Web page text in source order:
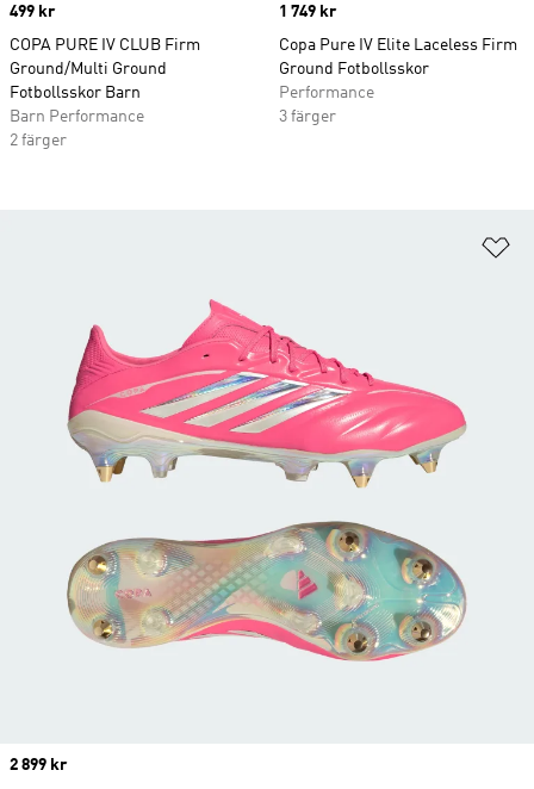
Price
499 kr
COPA PURE IV CLUB Firm
Ground/Multi Ground
Fotbollsskor Barn
Barn Performance
2 färger
Price
1 749 kr
Copa Pure IV Elite Laceless Firm
Ground Fotbollsskor
Performance
3 färger
Price
2 899 kr